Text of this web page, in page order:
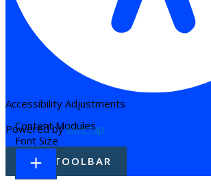
Accessibility Adjustments
Powered byOneTap
HIDE TOOLBAR
Content Modules
Font Size